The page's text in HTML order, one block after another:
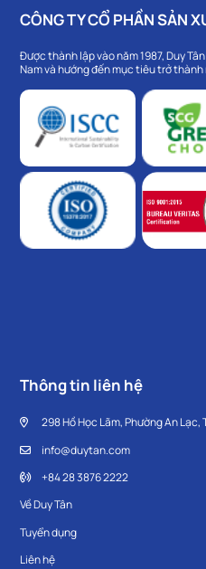
CÔNG TY CỔ PHẦN SẢN
Được thành lập vào năm 1987, Duy
Nam và hướng đến mục tiêu trở
Thông tin liên hệ
298 Hồ Học Lãm, Phường An Lạc,
info@duytan.com
+84 28 3876 2222
Về Duy Tân
Tuyển dụng
Liên hệ